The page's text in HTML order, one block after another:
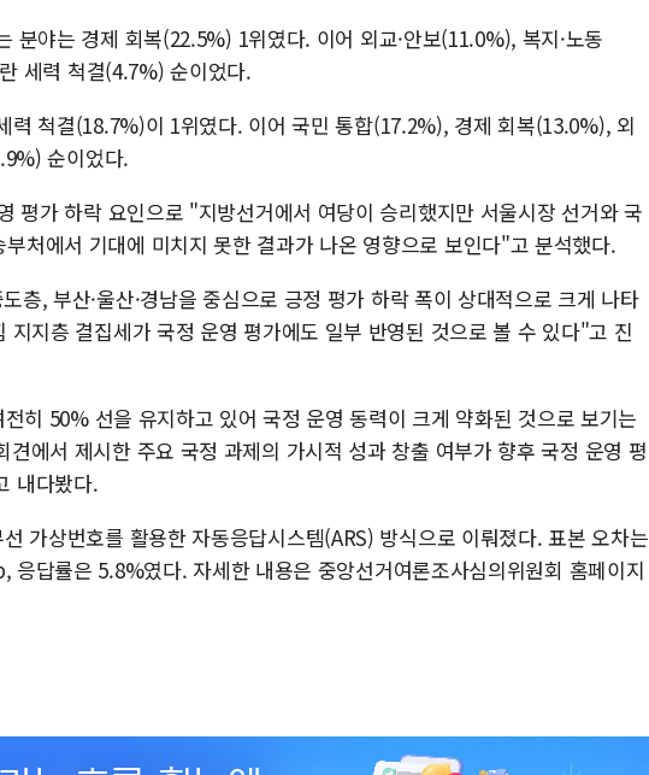
분야는 경제 회복(22.5%) 1위였다. 이어 외교·안보(11.0%), 복지·노동
세력 척결(4.7%) 순이었다.
력 척결(18.7%)이 1위였다. 이어 국민 통합(17.2%), 경제 회복(13.0%), 외
순이었다.
평가 하락 요인으로 "지방선거에서 여당이 승리했지만 서울시장 선거와 국
처에서 기대에 미치지 못한 결과가 나온 영향으로 보인다"고 분석했다.
층, 부산·울산·경남을 중심으로 긍정 평가 하락 폭이 상대적으로 크게 나타
지층 결집세가 국정 운영 평가에도 일부 반영된 것으로 볼 수 있다"고 진
히 50% 선을 유지하고 있어 국정 운영 동력이 크게 약화된 것으로 보기는
에서 제시한 주요 국정 과제의 가시적 성과 창출 여부가 향후 국정 운영 평
내다봤다.
가상번호를 활용한 자동응답시스템(ARS) 방식으로 이뤄졌다. 표본 오차는
답률은 5.8%였다. 자세한 내용은 중앙선거여론조사심의위원회 홈페이지